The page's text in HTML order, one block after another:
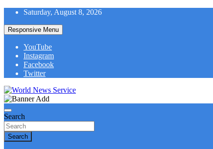
Skip
content
Saturday, August 8, 2026
Responsive Menu
YouTube
Instagram
Facebook
Twitter
World News Service
Search
Search